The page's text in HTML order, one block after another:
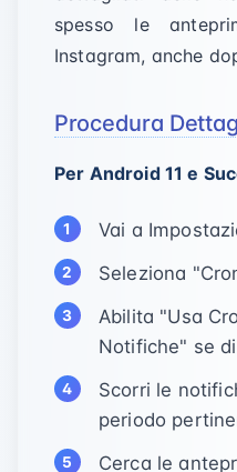
spesso le
Instagram, anche
Procedura
Per Android 11 e
Vai a
Seleziona
Abilita "Usa
Notifiche" se
Scorri le
periodo
Cerca le